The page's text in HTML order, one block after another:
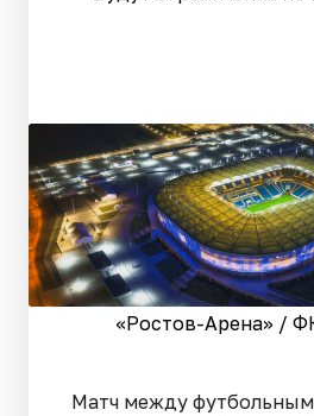
«Ростов-Арена» /
Матч между